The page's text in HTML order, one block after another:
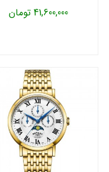
41,600,000 تومان